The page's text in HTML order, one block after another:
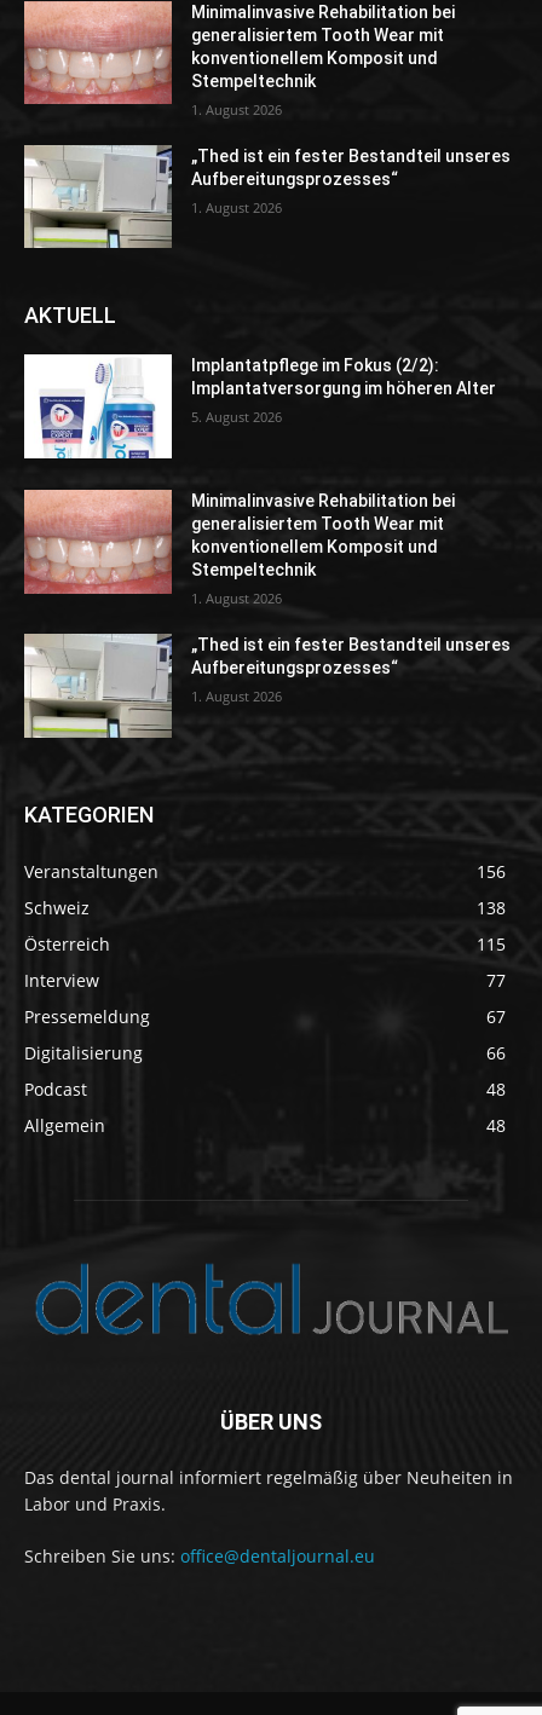
Minimalinvasive Rehabilitation bei
generalisiertem Tooth Wear mit
konventionellem Komposit und
Stempeltechnik
1. August 2026
„Thed ist ein fester Bestandteil unseres
Aufbereitungsprozesses“
1. August 2026
AKTUELL
Implantatpflege im Fokus (2/2):
Implantatversorgung im höheren Alter
5. August 2026
Minimalinvasive Rehabilitation bei
generalisiertem Tooth Wear mit
konventionellem Komposit und
Stempeltechnik
1. August 2026
„Thed ist ein fester Bestandteil unseres
Aufbereitungsprozesses“
1. August 2026
KATEGORIEN
Veranstaltungen
156
Schweiz
138
Österreich
115
Interview
77
Pressemeldung
67
Digitalisierung
66
Podcast
48
Allgemein
48
ÜBER UNS
Das dental journal informiert regelmäßig über Neuheiten in
Labor und Praxis.
Schreiben Sie uns: office@dentaljournal.eu